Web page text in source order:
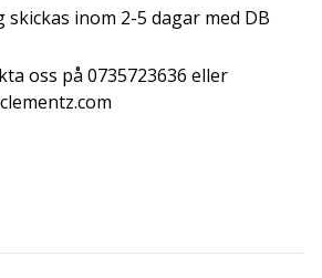
inom 2-5 dagar med DB
oss på 0735723636 eller